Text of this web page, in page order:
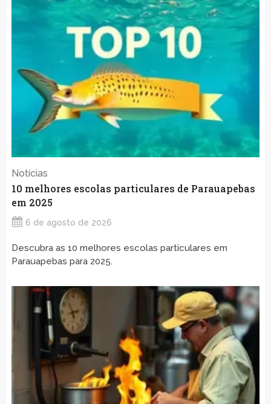
Notícias
10 melhores escolas particulares de Parauapebas
em 2025
6 de agosto de 2026
Descubra as 10 melhores escolas particulares em
Parauapebas para 2025.